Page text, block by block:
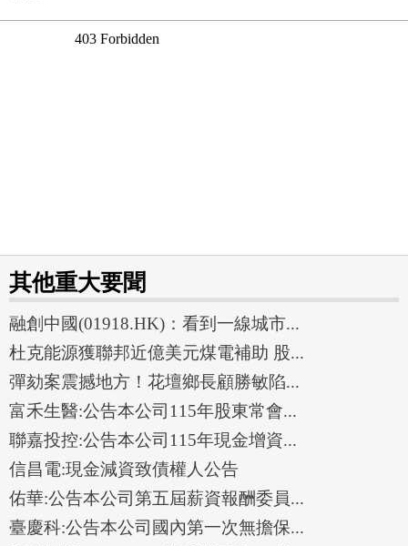
其他重大要聞
融創中國(01918.HK)：看到一線城市...
杜克能源獲聯邦近億美元煤電補助 股...
彈劾案震撼地方！花壇鄉長顧勝敏陷...
富禾生醫:公告本公司115年股東常會...
聯嘉投控:公告本公司115年現金增資...
信昌電:現金減資致債權人公告
佑華:公告本公司第五屆薪資報酬委員...
臺慶科:公告本公司國內第一次無擔保...